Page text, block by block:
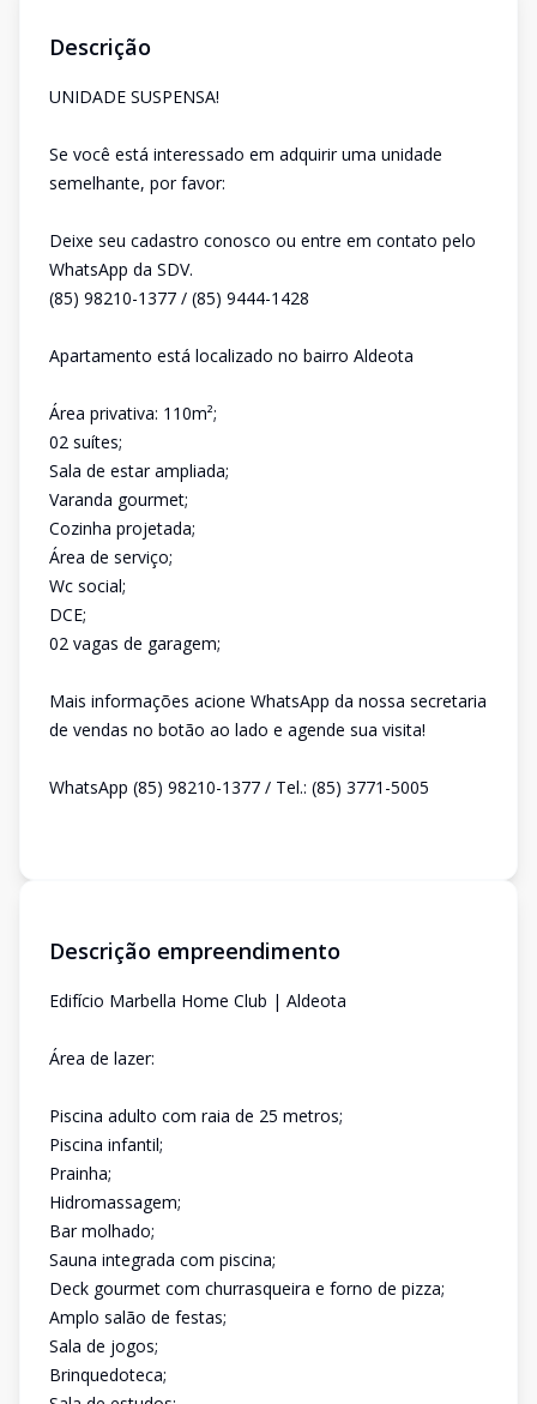
Descrição
UNIDADE SUSPENSA!
Se você está interessado em adquirir uma unidade
semelhante, por favor:
Deixe seu cadastro conosco ou entre em contato pelo
WhatsApp da SDV.
(85) 98210-1377 / (85) 9444-1428
Apartamento está localizado no bairro Aldeota
Área privativa: 110m²;
02 suítes;
Sala de estar ampliada;
Varanda gourmet;
Cozinha projetada;
Área de serviço;
Wc social;
DCE;
02 vagas de garagem;
Mais informações acione WhatsApp da nossa secretaria
de vendas no botão ao lado e agende sua visita!
WhatsApp (85) 98210-1377 / Tel.: (85) 3771-5005
Descrição empreendimento
Edifício Marbella Home Club | Aldeota
Área de lazer:
Piscina adulto com raia de 25 metros;
Piscina infantil;
Prainha;
Hidromassagem;
Bar molhado;
Sauna integrada com piscina;
Deck gourmet com churrasqueira e forno de pizza;
Amplo salão de festas;
Sala de jogos;
Brinquedoteca;